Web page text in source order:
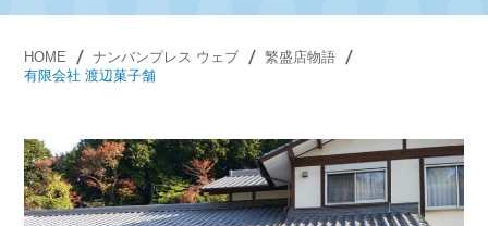
HOME ナンバンプレス ウェブ
繁盛店物語
有限会社 渡辺菓子舗